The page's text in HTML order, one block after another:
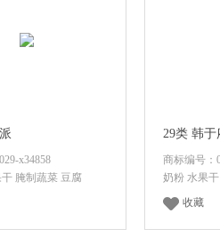
x34858
腌制蔬菜 豆腐
29类 韩于
商标编号：
奶粉 水果
收藏